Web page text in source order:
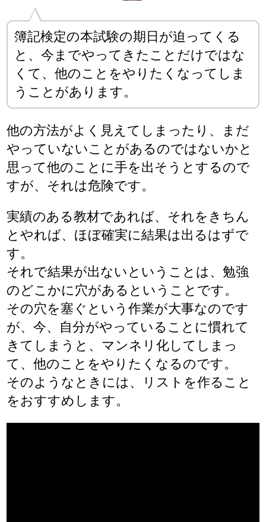
簿記検定の本試験の期日が迫ってくる
と、今までやってきたことだけではな
くて、他のことをやりたくなってしま
うことがあります。
他の方法がよく見えてしまったり、まだ
やっていないことがあるのではないかと
思って他のことに手を出そうとするので
すが、それは危険です。
実績のある教材であれば、それをきちん
とやれば、ほぼ確実に結果は出るはずで
す。
それで結果が出ないということは、勉強
のどこかに穴があるということです。
その穴を塞ぐという作業が大事なのです
が、今、自分がやっていることに慣れて
きてしまうと、マンネリ化してしまっ
て、他のことをやりたくなるのです。
そのようなときには、リストを作ること
をおすすめします。